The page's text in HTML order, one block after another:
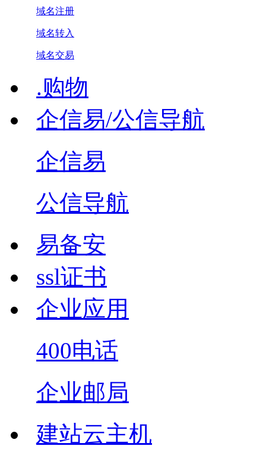
域名注册
域名转入
域名交易
.购物
企信易/公信导航
企信易
公信导航
易备安
ssl证书
企业应用
400电话
企业邮局
建站云主机